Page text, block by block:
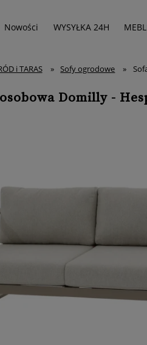
Nowości WYSYŁKA 24H
i TARAS » Sofy ogrodowe »
Domilly -